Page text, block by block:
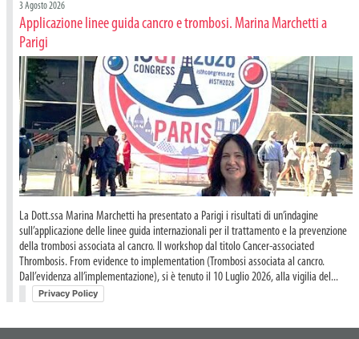
3 Agosto 2026
Applicazione linee guida cancro e trombosi. Marina Marchetti a
Parigi
La Dott.ssa Marina Marchetti ha presentato a Parigi i risultati di un’indagine
sull’applicazione delle linee guida internazionali per il trattamento e la prevenzione
della trombosi associata al cancro. Il workshop dal titolo Cancer-associated
Thrombosis. From evidence to implementation (Trombosi associata al cancro.
Dall’evidenza all’implementazione), si è tenuto il 10 Luglio 2026, alla vigilia del...
Privacy Policy